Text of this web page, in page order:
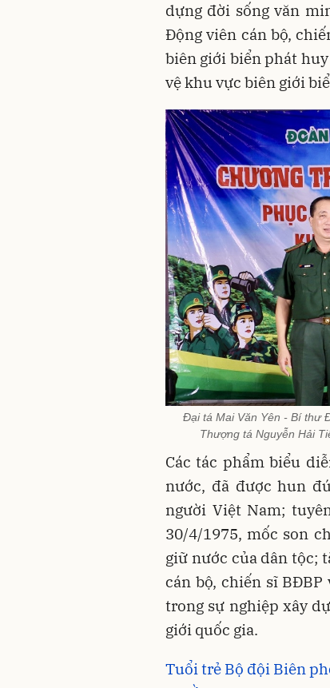
dựng đời sống văn
Động viên cán bộ,
biên giới biển phát
vệ khu vực biên giới
Đại tá Mai Văn Yên - Bí thư
Thượng tá Nguyễn Hải
Các tác phẩm biểu
nước, đã được hun
người Việt Nam;
30/4/1975, mốc son
giữ nước của dân tộc;
cán bộ, chiến sĩ
trong sự nghiệp xây
giới quốc gia.
Tuổi trẻ Bộ đội Biên